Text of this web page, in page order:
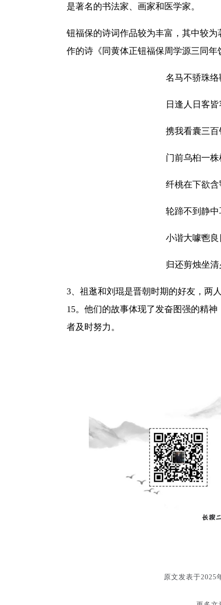
是著名的书法家、画家和医学家。
钮福保的诗词作品较为丰富，其中较
作的诗《同黄体正钮福保周学源三同
名马不骄珠
日逢人日客
携我看囊三
门前乌桕一
纤桃在下欲
轮蹄不到静
小谐大噱鬯
归还剪烛坐
3、祖逖和刘琨是晋朝时期的好友，两
15。他们的故事体现了发奋图强的精
者及时努力。
原文发表于2025